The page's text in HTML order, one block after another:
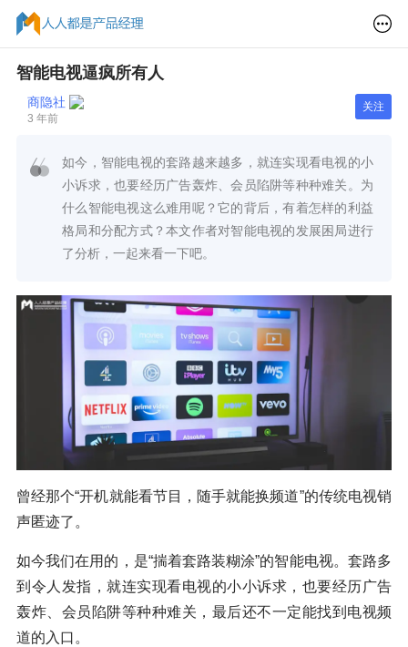
智能电视逼疯所有人
商隐社
3 年前
关注
如今，智能电视的套路越来越多，就连实现看电视的小
小诉求，也要经历广告轰炸、会员陷阱等种种难关。为
什么智能电视这么难用呢？它的背后，有着怎样的利益
格局和分配方式？本文作者对智能电视的发展困局进行
了分析，一起来看一下吧。
曾经那个“开机就能看节目，随手就能换频道”的传统电视销
声匿迹了。
如今我们在用的，是“揣着套路装糊涂”的智能电视。套路多
到令人发指，就连实现看电视的小小诉求，也要经历广告
轰炸、会员陷阱等种种难关，最后还不一定能找到电视频
道的入口。